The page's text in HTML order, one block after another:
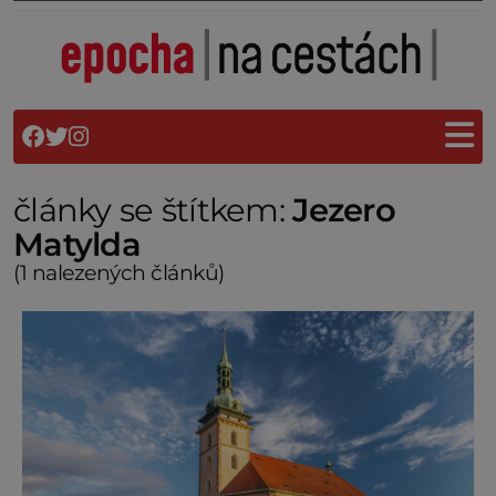
články se štítkem:Jezero
Matylda
(1 nalezených článků)